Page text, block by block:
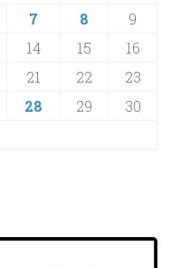
7 8
9
14 15
16
21 22
23
28 29
30